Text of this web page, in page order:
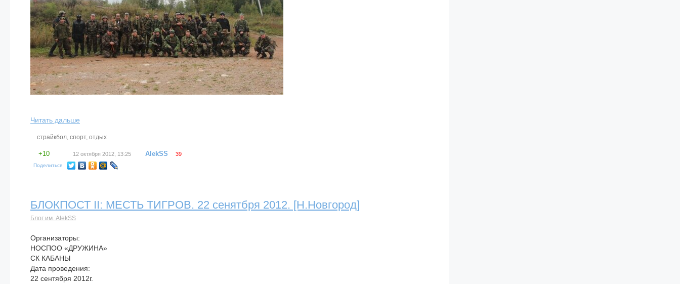
Читать дальше
страйкбол, спорт, отдых
+10 12 октября 2012, 13:25 AlekSS 39
Поделиться
БЛОКПОСТ II: МЕСТЬ ТИГРОВ. 22 сенятбря 2012. [Н.Новгород]
Блог им. AlekSS
Организаторы:
НОСПОО «ДРУЖИНА»
СК КАБАНЫ
Дата проведения:
22 сентября 2012г.